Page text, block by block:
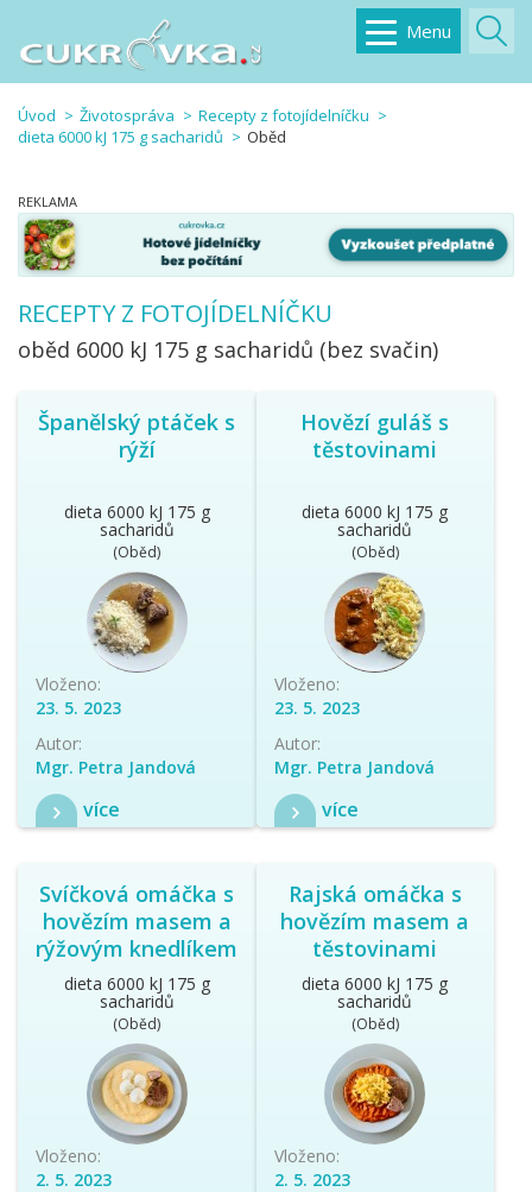
Menu
Úvod Životospráva
Recepty z fotojídelníčku
dieta 6000 kJ 175 g sacharidů
Oběd
RECEPTY Z FOTOJÍDELNÍČKU
oběd 6000 kJ 175 g sacharidů (bez svačin)
Španělský ptáček s
rýží
dieta 6000 kJ 175 g
sacharidů
(Oběd)
Vloženo:
23. 5. 2023
Autor:
Mgr. Petra Jandová
více
Hovězí guláš s
těstovinami
dieta 6000 kJ 175 g
sacharidů
(Oběd)
Vloženo:
23. 5. 2023
Autor:
Mgr. Petra Jandová
více
Svíčková omáčka s
hovězím masem a
rýžovým knedlíkem
dieta 6000 kJ 175 g
sacharidů
(Oběd)
Vloženo:
2. 5. 2023
Rajská omáčka s
hovězím masem a
těstovinami
dieta 6000 kJ 175 g
sacharidů
(Oběd)
Vloženo:
2. 5. 2023